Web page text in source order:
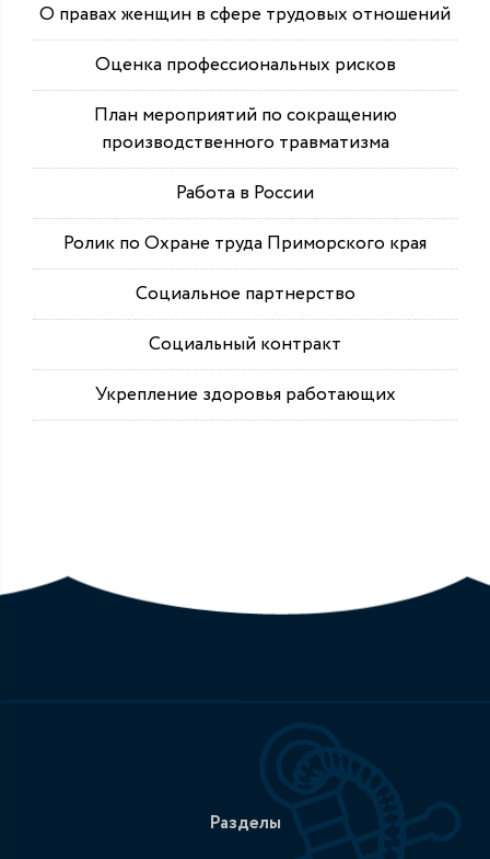
О правах женщин в сфере трудовых отношений
Оценка профессиональных рисков
План мероприятий по сокращению
производственного травматизма
Работа в России
Ролик по Охране труда Приморского края
Социальное партнерство
Социальный контракт
Укрепление здоровья работающих
Разделы